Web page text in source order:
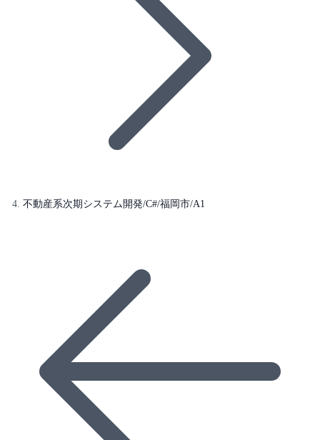
不動産系次期システム開発/C#/福岡市/A1